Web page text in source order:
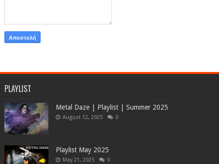
PLAYLIST
Metal Daze | Playlist | Summer 2025
August 12, 2025 0
Playlist May 2025
May 21, 2025 0